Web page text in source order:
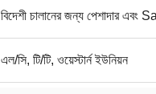
বিদেশী চালানের জন্য পেশাদার এবং
এল/সি, টি/টি, ওয়েস্টার্ন ইউনিয়ন